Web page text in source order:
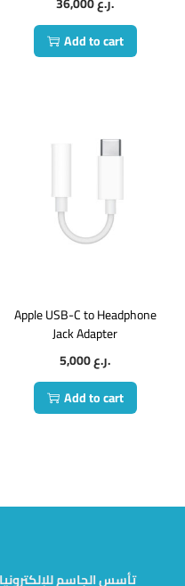
Add to cart
Apple USB-C to Headphone
Jack Adapter
5,000
ر.ع.
Add to cart